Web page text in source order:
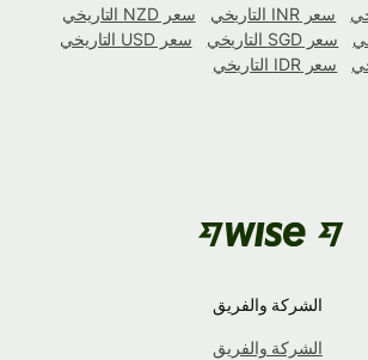
سعر INR التاريخي
سعر NZD التاريخي
سعر SGD التاريخي
سعر USD التاريخي
سعر IDR التاريخي
الشركة والفريق
الشركة والفريق